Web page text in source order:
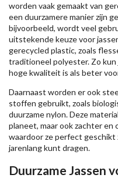
worden vaak gemaakt van
een duurzamere manier zijn
bijvoorbeeld, wordt veel
uitstekende keuze voor
gerecycled plastic, zoals
traditioneel polyester. Zo kun
hoge kwaliteit is als beter
Daarnaast worden er ook
stoffen gebruikt, zoals
duurzame nylon. Deze
planeet, maar ook zachter
waardoor ze perfect geschikt
jarenlang kunt dragen.
Duurzame Jassen